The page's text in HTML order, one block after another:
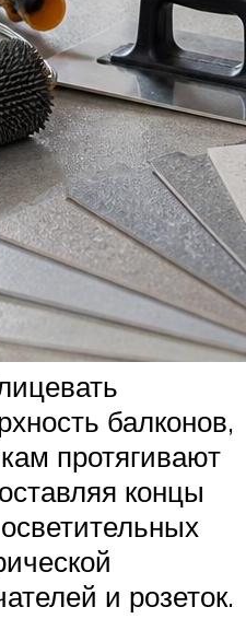
балконов,
протягивают
концы
и розеток.